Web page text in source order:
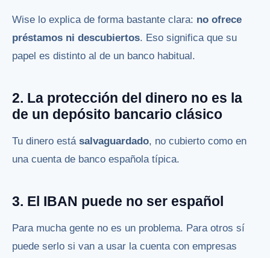
Wise lo explica de forma bastante clara: no ofrece
préstamos ni descubiertos. Eso significa que su
papel es distinto al de un banco habitual.
2. La protección del dinero no es la
de un depósito bancario clásico
Tu dinero está salvaguardado, no cubierto como en
una cuenta de banco española típica.
3. El IBAN puede no ser español
Para mucha gente no es un problema. Para otros sí
puede serlo si van a usar la cuenta con empresas